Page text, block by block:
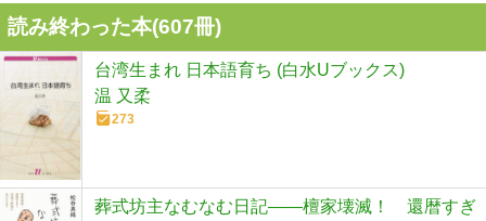
読み終わった本(607冊)
台湾生まれ 日本語育ち (白水Uブックス)
温 又柔
273
葬式坊主なむなむ日記――檀家壊滅！ 還暦すぎ